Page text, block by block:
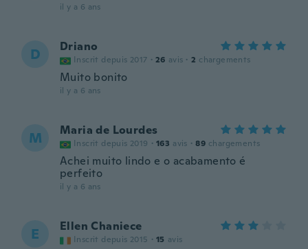
il y a 6 ans
D Driano
Inscrit depuis 2017 · 26 avis · 2 chargements
Muito bonito
il y a 6 ans
M Maria de Lourdes
Inscrit depuis 2019 · 163 avis · 89 chargements
Achei muito lindo e o acabamento é
perfeito
il y a 6 ans
E Ellen Chaniece
Inscrit depuis 2015 · 15 avis